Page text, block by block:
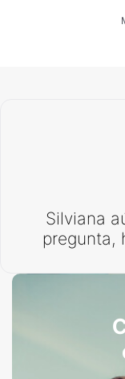
Silviana
pregunta,